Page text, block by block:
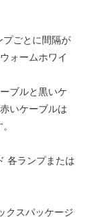
プごとに間隔が
ォームホワイ
ブルと黒いケ
いケーブルは
各ランプまたは
クスパッケージ